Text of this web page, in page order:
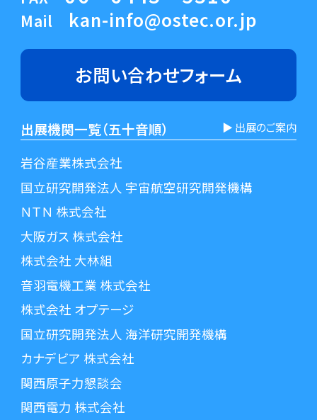
Mail kan-info@ostec.or.jp
お問い合わせフォーム
出展機関一覧（五十音順） ▶︎ 出展のご案内
岩谷産業株式会社
国立研究開発法人 宇宙航空研究開発機構
ＮＴＮ 株式会社
大阪ガス 株式会社
株式会社 大林組
音羽電機工業 株式会社
株式会社 オプテージ
国立研究開発法人 海洋研究開発機構
カナデビア 株式会社
関西原子力懇談会
関西電力 株式会社